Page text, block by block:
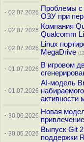
· 02.07.2026 Проблемы с
ОЗУ при
· 02.07.2026 Компания
Qualcomm
· 02.07.2026 Linux
MegaDrive
· 01.07.2026 В игровом
· 01.07.2026
AI-модель
активности
· 30.06.2026 Новая
· 30.06.2026 Выпуск Git
поддержки